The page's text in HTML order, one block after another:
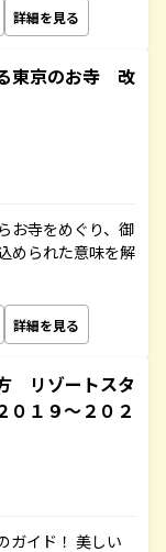
詳細を見る
東京のお寺 改
お寺をめぐり、御
められた意味を解
詳細を見る
リゾートスタ
１９～２０２
ガイド！ 美しい